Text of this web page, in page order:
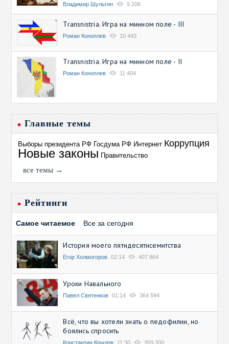
Владимир Шульгин 9 206
Transnistria. Игра на минном поле - III
Роман Коноплев 10 443
Transnistria. Игра на минном поле - II
Роман Коноплев 11 404
Главные темы
Выборы президента РФ Госдума РФ Интернет Коррупция
Новые законы Правительство
все темы →
Рейтинги
Самое читаемое Все за сегодня
История моего пятидесятисемитства
Егор Холмогоров 02:14 407 864
Уроки Навального
Павел Святенков 01:14 364 594
Всё, что вы хотели знать о педофилии, но
боялись спросить
Константин Крылов 11:30 359 300